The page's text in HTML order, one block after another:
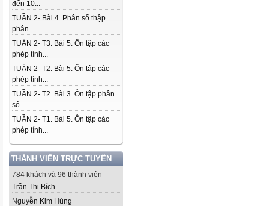
đến 10...
TUẦN 2- Bài 4. Phân số thập
phân...
TUẦN 2- T3. Bài 5. Ôn tập các
phép tính...
TUẦN 2- T2. Bài 5. Ôn tập các
phép tính...
TUẦN 2- T2. Bài 3. Ôn tập phân
số...
TUẦN 2- T1. Bài 5. Ôn tập các
phép tính...
THÀNH VIÊN TRỰC TUYẾN
784 khách và 96 thành viên
Trần Thị Bích
Nguyễn Kim Hùng